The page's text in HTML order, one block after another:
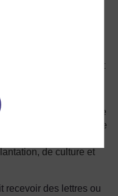
entre écoles
à des
une ressource pour la
a décrit comment
cours de lecture et
niveau.
plantes peuvent être
petite. Les enfants de
de culture et
recevoir des lettres ou